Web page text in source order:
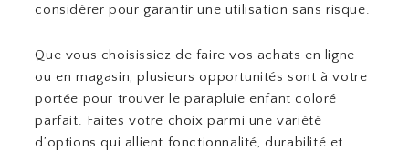
considérer pour garantir une utilisation sans risque.
Que vous choisissiez de faire vos achats en ligne
ou en magasin, plusieurs opportunités sont à votre
portée pour trouver le parapluie enfant coloré
parfait. Faites votre choix parmi une variété
d’options qui allient fonctionnalité, durabilité et